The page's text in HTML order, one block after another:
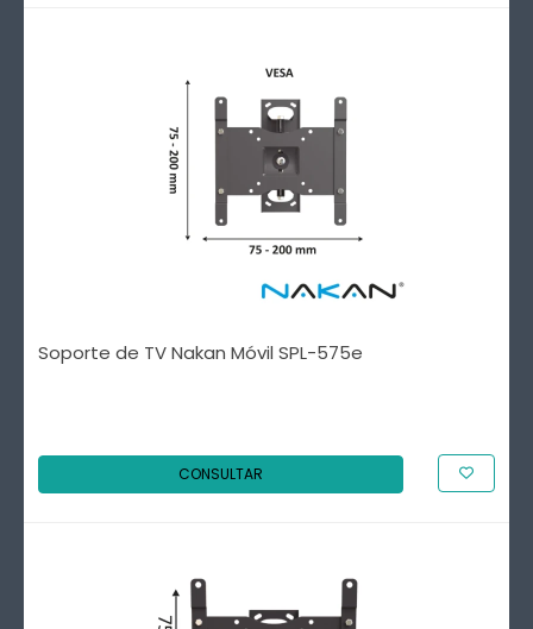
Soporte de TV Nakan Móvil SPL-575e
CONSULTAR